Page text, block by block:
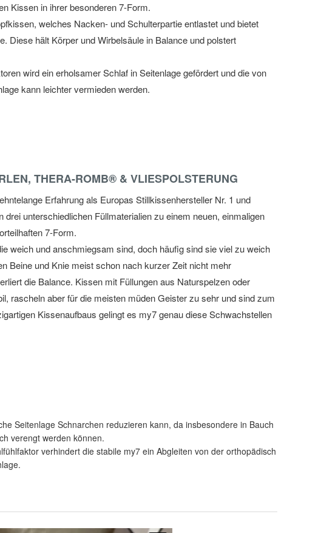
Kissen in ihrer besonderen 7-Form.
welches Nacken- und Schulterpartie entlastet und bietet
Diese hält Körper und Wirbelsäule in Balance und polstert
wird ein erholsamer Schlaf in Seitenlage gefördert und die von
kann leichter vermieden werden.
THERA-ROMB® & VLIESPOLSTERUNG
Erfahrung als Europas Stillkissenhersteller Nr. 1 und
unterschiedlichen Füllmaterialien zu einem neuen, einmaligen
7-Form.
weich und anschmiegsam sind, doch häufig sind sie viel zu weich
Beine und Knie meist schon nach kurzer Zeit nicht mehr
die Balance. Kissen mit Füllungen aus Naturspelzen oder
rascheln aber für die meisten müden Geister zu sehr und sind zum
Kissenaufbaus gelingt es my7 genau diese Schwachstellen
Seitenlage Schnarchen reduzieren kann, da insbesondere in Bauch
verengt werden können.
verhindert die stabile my7 ein Abgleiten von der orthopädisch